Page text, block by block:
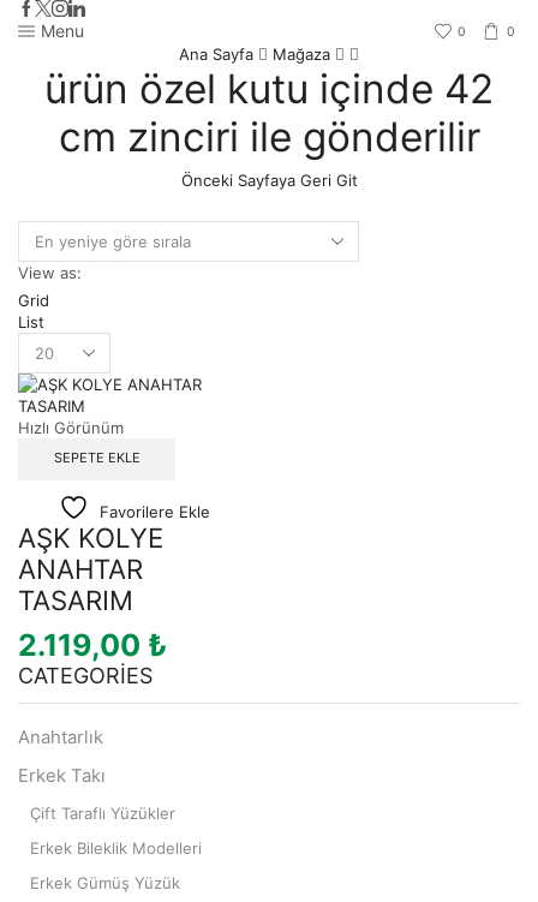
Menu 0 0
Ana Sayfa Mağaza
ürün özel kutu içinde 42
cm zinciri ile gönderilir
Önceki Sayfaya Geri Git
View as:
Grid
List
Hızlı Görünüm
SEPETE EKLE
Favorilere Ekle
AŞK KOLYE
ANAHTAR
TASARIM
2.119,00 ₺
CATEGORIES
Anahtarlık
Erkek Takı
Çift Taraflı Yüzükler
Erkek Bileklik Modelleri
Erkek Gümüş Yüzük